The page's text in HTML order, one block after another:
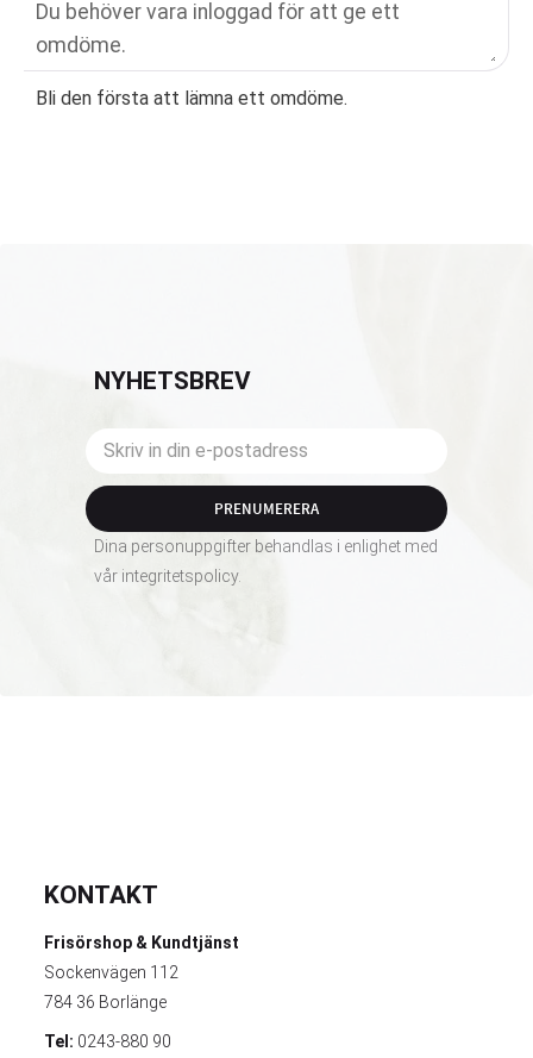
Bli den första att lämna ett omdöme.
NYHETSBREV
PRENUMERERA
Dina personuppgifter behandlas i enlighet med
vår integritetspolicy.
KONTAKT
Frisörshop & Kundtjänst
Sockenvägen 112
784 36 Borlänge
Tel: 0243-880 90